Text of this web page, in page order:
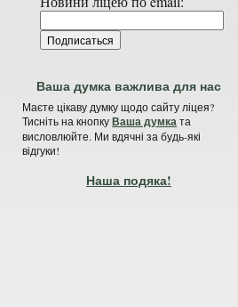
Ваша думка важлива для нас
Маєте цікаву думку щодо сайту ліцея?
Тисніть на кнопкуВаша думката
висловлюйте. Ми вдячні за будь-які
відгуки!
Наша подяка!